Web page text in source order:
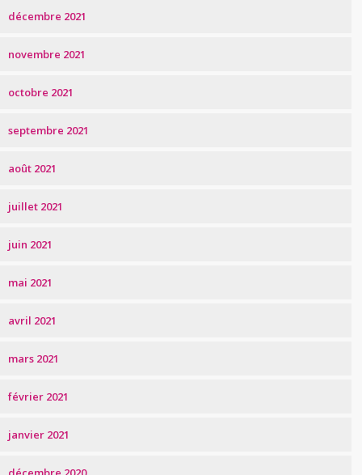
décembre 2021
novembre 2021
octobre 2021
septembre 2021
août 2021
juillet 2021
juin 2021
mai 2021
avril 2021
mars 2021
février 2021
janvier 2021